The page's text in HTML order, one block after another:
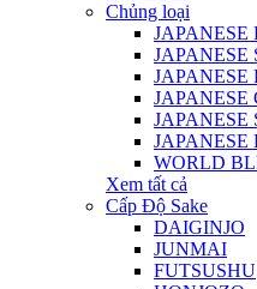
Chủng loại
JAPANESE
WORLD
Xem tất cả
Cấp Độ Sake
DAIGINJO
JUNMAI
FUTSUSHU